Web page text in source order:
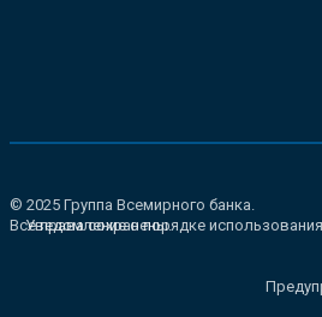
© 2025 Группа Всемирного банка.
Все права сохранены.
Уведомление о порядке